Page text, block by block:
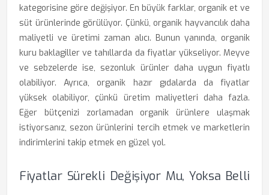
kategorisine göre değişiyor. En büyük farklar, organik et ve
süt ürünlerinde görülüyor. Çünkü, organik hayvancılık daha
maliyetli ve üretimi zaman alıcı. Bunun yanında, organik
kuru baklagiller ve tahıllarda da fiyatlar yükseliyor. Meyve
ve sebzelerde ise, sezonluk ürünler daha uygun fiyatlı
olabiliyor. Ayrıca, organik hazır gıdalarda da fiyatlar
yüksek olabiliyor, çünkü üretim maliyetleri daha fazla.
Eğer bütçenizi zorlamadan organik ürünlere ulaşmak
istiyorsanız, sezon ürünlerini tercih etmek ve marketlerin
indirimlerini takip etmek en güzel yol.
Fiyatlar Sürekli Değişiyor Mu, Yoksa Belli